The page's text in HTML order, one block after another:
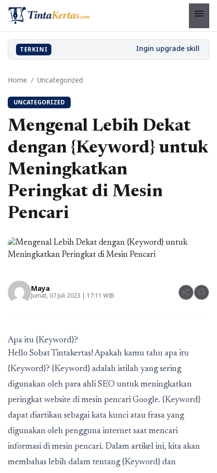
menu
TERKINI
Home / Uncategorized
UNCATEGORIZED
Mengenal Lebih Dekat
dengan {Keyword} untuk
Meningkatkan
Peringkat di Mesin
Pencari
Maya
Jumat, 07 Juli 2023 | 17:11 WIB share bookmark
Apa itu {Keyword}?
Hello Sobat Tintakertas! Apakah kamu tahu apa itu
{Keyword}? {Keyword} adalah istilah yang sering
digunakan oleh para ahli SEO untuk meningkatkan
peringkat website di mesin pencari Google. {Keyword}
dapat diartikan sebagai kata kunci atau frasa yang
digunakan oleh pengguna internet saat mencari
informasi di mesin pencari. Dalam artikel ini, kita akan
membahas lebih dalam tentang {Keyword} dan